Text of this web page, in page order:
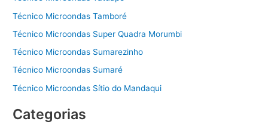
Técnico Microondas Tamboré
Técnico Microondas Super Quadra Morumbi
Técnico Microondas Sumarezinho
Técnico Microondas Sumaré
Técnico Microondas Sítio do Mandaqui
Categorias